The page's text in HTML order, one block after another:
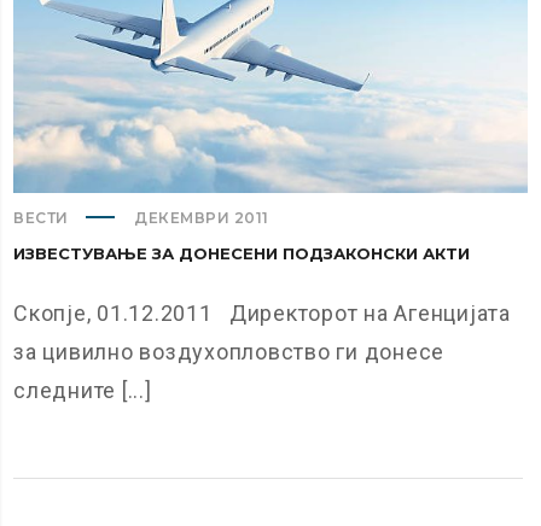
ВЕСТИ ДЕКЕМВРИ 2011
ИЗВЕСТУВАЊЕ ЗА ДОНЕСЕНИ ПОДЗАКОНСКИ АКТИ
Скопје, 01.12.2011 Директорот на Агенцијата
за цивилно воздухопловство ги донесе
следните [...]